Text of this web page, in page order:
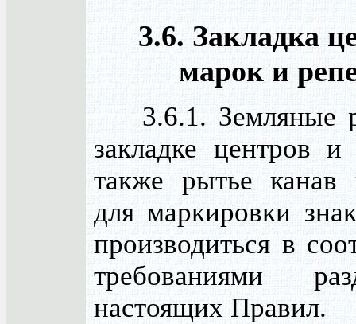
3.6. Закладка
марок и
3.6.1. Земляные
закладке центров
также рытье
для маркировки
производиться в
требованиями
настоящих Правил.